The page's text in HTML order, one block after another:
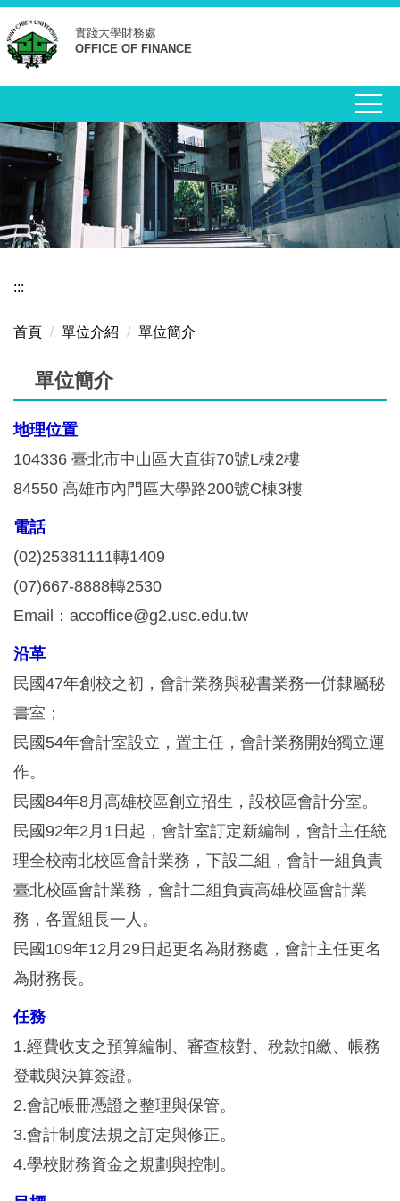
跳
到
主
要
容
區
實踐大學財務處
OFFICE OF FINANCE
:::
首頁 單位介紹 單位簡介
單位簡介
地理位置
104336 臺北市中山區大直街70號L棟2樓
84550 高雄市內門區大學路200號C棟3樓
電話
(02)25381111轉1409
(07)667-8888轉2530
Email：accoffice@g2.usc.edu.tw
沿革
民國47年創校之初，會計業務與秘書業務一併隸屬秘
書室；
民國54年會計室設立，置主任，會計業務開始獨立運
作。
民國84年8月高雄校區創立招生，設校區會計分室。
民國92年2月1日起，會計室訂定新編制，會計主任統
理全校南北校區會計業務，下設二組，會計一組負責
臺北校區會計業務，會計二組負責高雄校區會計業
務，各置組長一人。
民國109年12月29日起更名為財務處，會計主任更名
為財務長。
任務
1.經費收支之預算編制、審查核對、稅款扣繳、帳務
登載與決算簽證。
2.會記帳冊憑證之整理與保管。
3.會計制度法規之訂定與修正。
4.學校財務資金之規劃與控制。